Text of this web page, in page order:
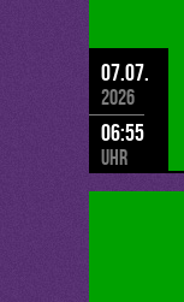
07.07.
2026
06:55
Uhr